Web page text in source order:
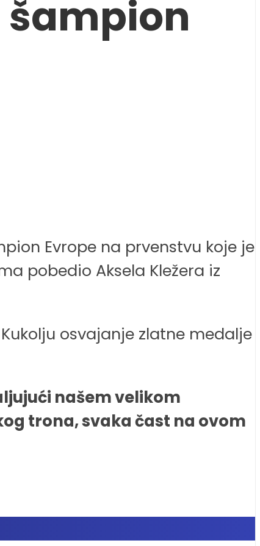
šampion
Evrope na prvenstvu koje je
pobedio Aksela Kležera iz
osvajanje zlatne medalje
našem velikom
trona, svaka čast na ovom